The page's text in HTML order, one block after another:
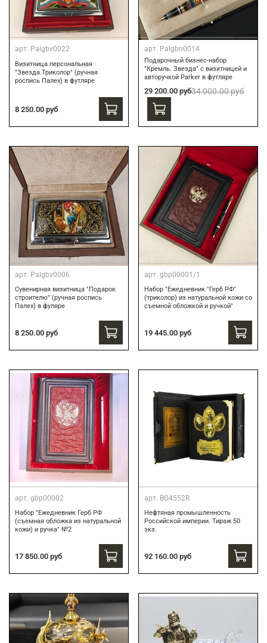
арт. Palgbv0022
Визитница персональная
"Звезда.Триколор" (ручная
роспись Палех) в футляре
8 250.00 руб
арт. Palgbn0014
Подарочный бизнес-набор
"Кремль. Звезда" с визитницей и
авторучкой Parker в футляре
29 200.00 руб34 000.00 руб
арт. Palgbv0006
Сувенирная визитница "Подарок
строителю" (ручная роспись
Палех) в фуляре
8 250.00 руб
арт. gbp00001/1
Набор "Ежедневник "Герб РФ"
(триколор) из натуральной кожи со
съемной обложкой и ручкой"
19 445.00 руб
арт. gbp00002
Набор "Ежедневник Герб РФ
(съемная обложка из натуральной
кожи) и ручка" №2
17 850.00 руб
арт. BG4552R
Нефтяная промышленность
Российской империи. Тираж 50
экз.
92 160.00 руб